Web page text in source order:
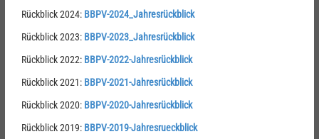
Rückblick 2024: BBPV-2024_Jahresrückblick
Rückblick 2023: BBPV-2023_Jahresrückblick
Rückblick 2022: BBPV-2022-Jahresrückblick
Rückblick 2021: BBPV-2021-Jahresrückblick
Rückblick 2020: BBPV-2020-Jahresrückblick
Rückblick 2019: BBPV-2019-Jahresrueckblick